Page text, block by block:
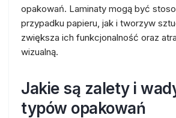
opakowań. Laminaty mogą być
przypadku papieru, jak i tworzyw
zwiększa ich funkcjonalność oraz
wizualną.
Jakie są zalety i
typów opakowań